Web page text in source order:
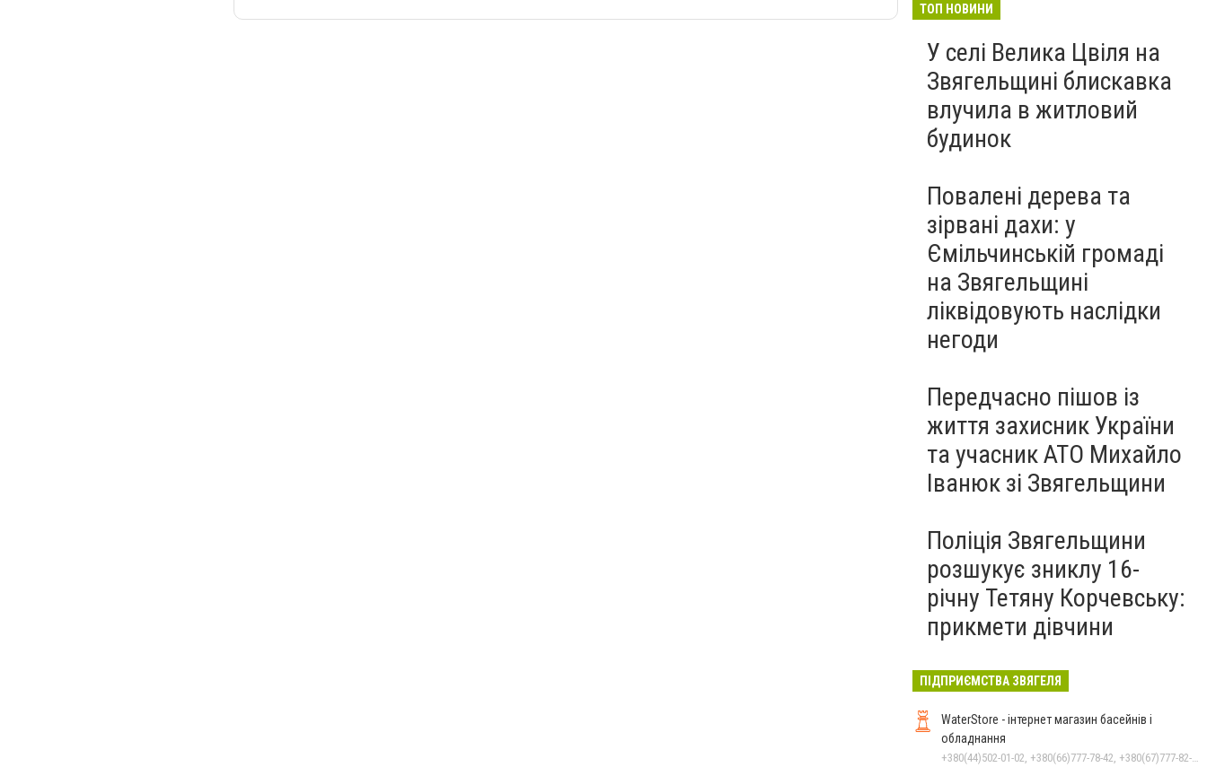
майбутніх водійок автобусів
ТОП НОВИНИ
У селі Велика Цвіля на
Звягельщині блискавка
влучила в житловий
будинок
Повалені дерева та
зірвані дахи: у
Ємільчинській громаді
на Звягельщині
ліквідовують наслідки
негоди
Передчасно пішов із
життя захисник України
та учасник АТО Михайло
Іванюк зі Звягельщини
Поліція Звягельщини
розшукує зниклу 16-
річну Тетяну Корчевську:
прикмети дівчини
ПІДПРИЄМСТВА ЗВЯГЕЛЯ
WaterStore - інтернет магазин басейнів і
обладнання
+380(44)502-01-02, +380(66)777-78-42, +380(67)777-82-19, +380(67)890-80-80, +380(73)890-80-80, +380(44)502-01-03